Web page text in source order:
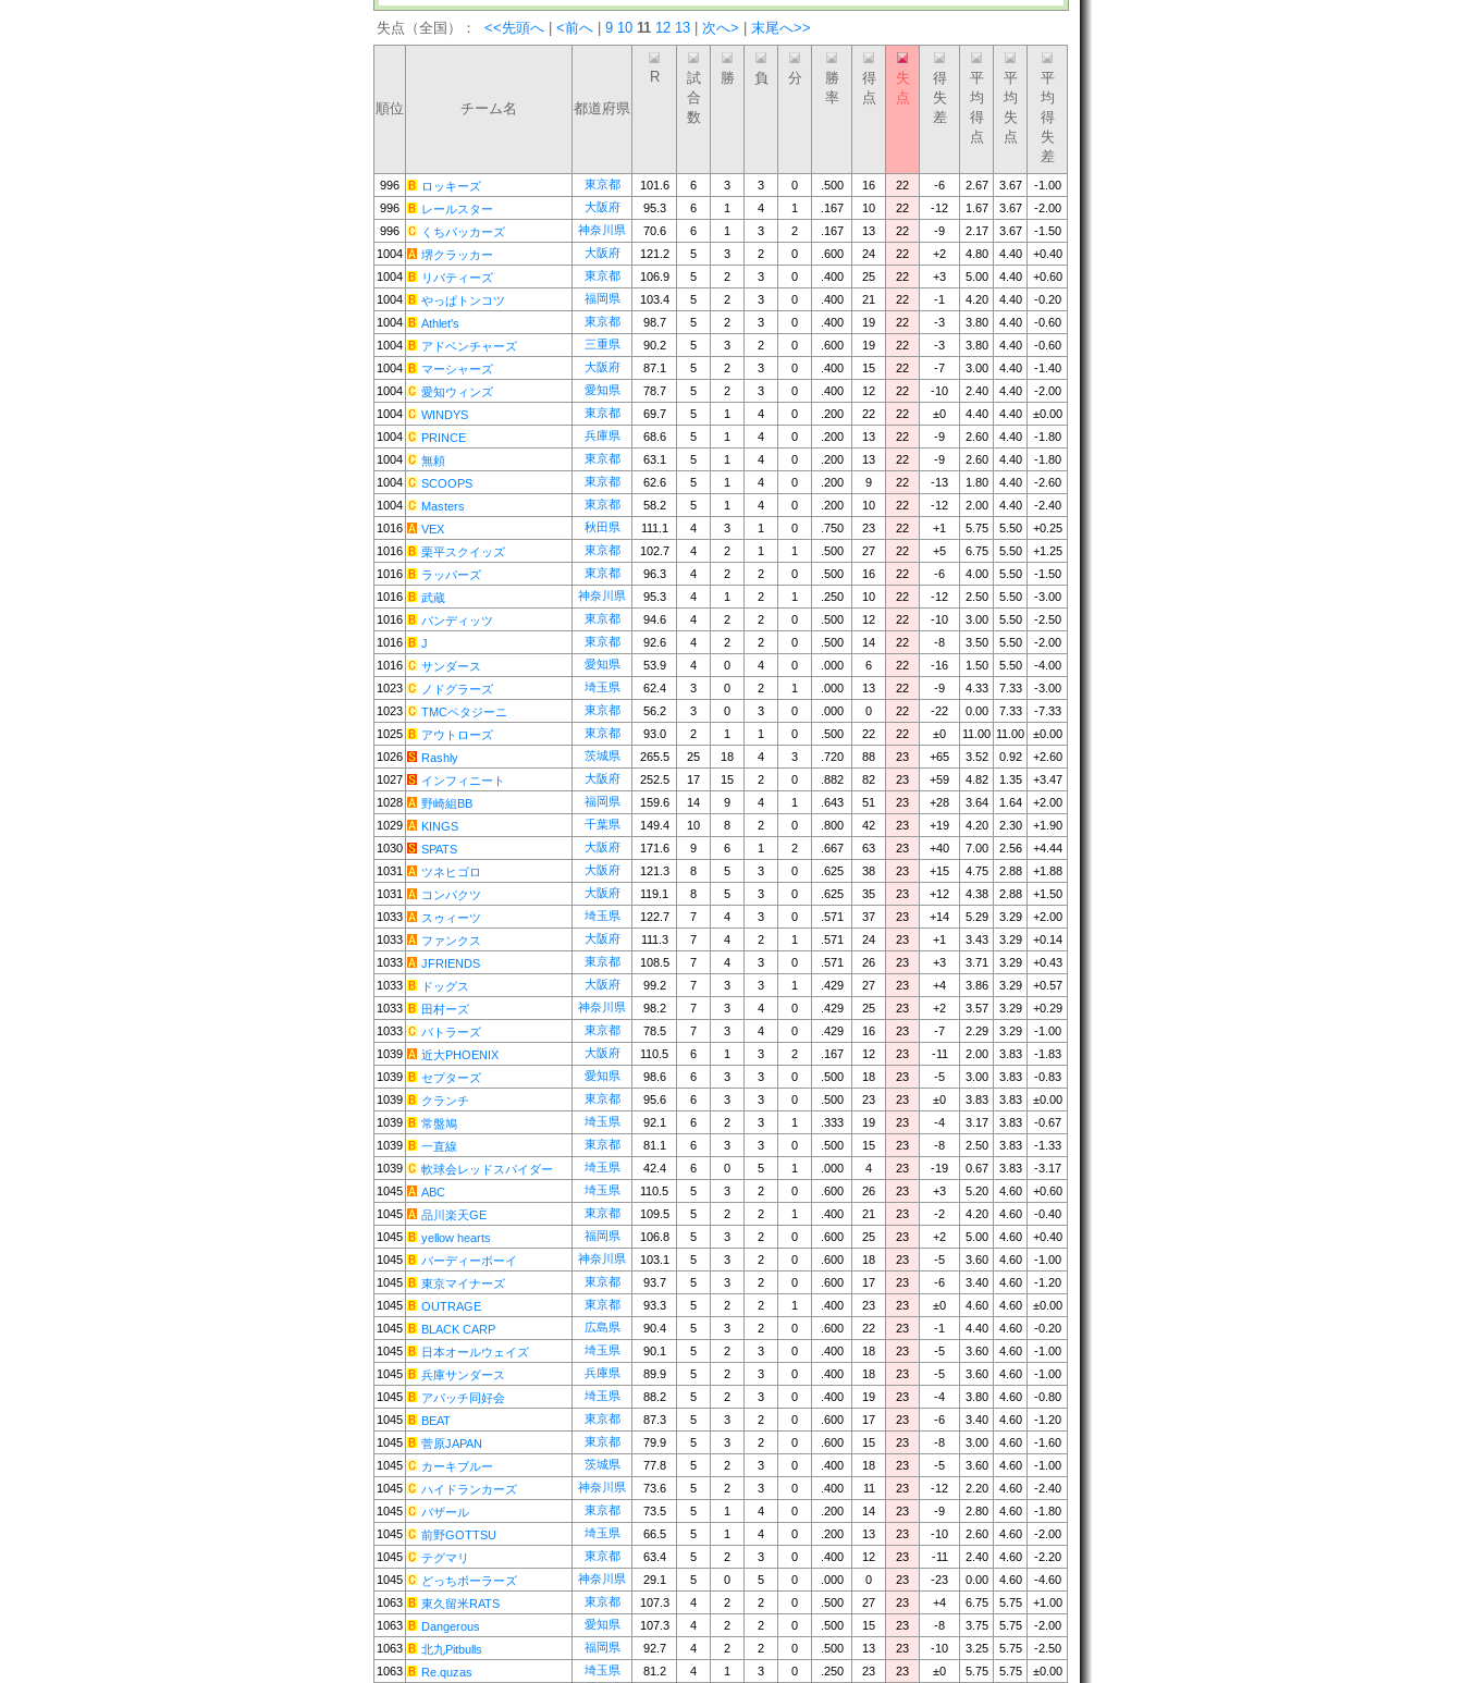
失点（全国）： <<先頭へ <前へ 9 10 11 12 13 次へ> 末尾へ>>
順位 チーム名 都道府県
R
試
合
数
勝 負 分
勝
率
得
点
失
点
得
失
差
平
均
得
点
平
均
失
点
平
均
得
失
差
996 ロッキーズ 東京都 101.6 6 3 3 0 .500 16 22 -6 2.67 3.67
-1.00
996
レールスター 大阪府 95.3 6 1 4 1 .167 10 22 -12 1.67 3.67
-2.00
996
くちバッカーズ 神奈川県 70.6 6 1 3 2 .167 13 22 -9 2.17 3.67
-1.50
1004
堺クラッカー 大阪府 121.2 5 3 2 0 .600 24 22 +2 4.80 4.40
+0.40
1004
リバティーズ 東京都 106.9 5 2 3 0 .400 25 22 +3 5.00 4.40
+0.60
1004
やっぱトンコツ 福岡県 103.4 5 2 3 0 .400 21 22 -1 4.20 4.40
-0.20
1004
Athlet's 東京都 98.7 5 2 3 0 .400 19 22 -3 3.80 4.40
-0.60
1004
アドベンチャーズ 三重県 90.2 5 3 2 0 .600 19 22 -3 3.80 4.40
-0.60
1004
マーシャーズ 大阪府 87.1 5 2 3 0 .400 15 22 -7 3.00 4.40
-1.40
1004
愛知ウィンズ 愛知県 78.7 5 2 3 0 .400 12 22 -10 2.40 4.40
-2.00
1004
WINDYS 東京都 69.7 5 1 4 0 .200 22 22 ±0 4.40 4.40
±0.00
1004
PRINCE 兵庫県 68.6 5 1 4 0 .200 13 22 -9 2.60 4.40
-1.80
1004
無頼 東京都 63.1 5 1 4 0 .200 13 22 -9 2.60 4.40
-1.80
1004
SCOOPS 東京都 62.6 5 1 4 0 .200 9 22 -13 1.80 4.40
-2.60
1004
Masters 東京都 58.2 5 1 4 0 .200 10 22 -12 2.00 4.40
-2.40
1016
VEX 秋田県 111.1 4 3 1 0 .750 23 22 +1 5.75 5.50
+0.25
1016
栗平スクイッズ 東京都 102.7 4 2 1 1 .500 27 22 +5 6.75 5.50
+1.25
1016
ラッパーズ 東京都 96.3 4 2 2 0 .500 16 22 -6 4.00 5.50
-1.50
1016
武蔵 神奈川県 95.3 4 1 2 1 .250 10 22 -12 2.50 5.50
-3.00
1016
バンディッツ 東京都 94.6 4 2 2 0 .500 12 22 -10 3.00 5.50
-2.50
1016
J 東京都 92.6 4 2 2 0 .500 14 22 -8 3.50 5.50
-2.00
1016
サンダース 愛知県 53.9 4 0 4 0 .000 6 22 -16 1.50 5.50
-4.00
1023
ノドグラーズ 埼玉県 62.4 3 0 2 1 .000 13 22 -9 4.33 7.33
-3.00
1023
TMCペタジーニ 東京都 56.2 3 0 3 0 .000 0 22 -22 0.00 7.33
-7.33
1025
アウトローズ 東京都 93.0 2 1 1 0 .500 22 22 ±0 11.00 11.00
±0.00
1026
Rashly 茨城県 265.5 25 18 4 3 .720 88 23 +65 3.52 0.92
+2.60
1027
インフィニート 大阪府 252.5 17 15 2 0 .882 82 23 +59 4.82 1.35
+3.47
1028
野崎組BB 福岡県 159.6 14 9 4 1 .643 51 23 +28 3.64 1.64
+2.00
1029
KINGS 千葉県 149.4 10 8 2 0 .800 42 23 +19 4.20 2.30
+1.90
1030
SPATS 大阪府 171.6 9 6 1 2 .667 63 23 +40 7.00 2.56
+4.44
1031
ツネヒゴロ 大阪府 121.3 8 5 3 0 .625 38 23 +15 4.75 2.88
+1.88
1031
コンパクツ 大阪府 119.1 8 5 3 0 .625 35 23 +12 4.38 2.88
+1.50
1033
スゥィーツ 埼玉県 122.7 7 4 3 0 .571 37 23 +14 5.29 3.29
+2.00
1033
ファンクス 大阪府 111.3 7 4 2 1 .571 24 23 +1 3.43 3.29
+0.14
1033
JFRIENDS 東京都 108.5 7 4 3 0 .571 26 23 +3 3.71 3.29
+0.43
1033
ドッグス 大阪府 99.2 7 3 3 1 .429 27 23 +4 3.86 3.29
+0.57
1033
田村ーズ 神奈川県 98.2 7 3 4 0 .429 25 23 +2 3.57 3.29
+0.29
1033
バトラーズ 東京都 78.5 7 3 4 0 .429 16 23 -7 2.29 3.29
-1.00
1039
近大PHOENIX 大阪府 110.5 6 1 3 2 .167 12 23 -11 2.00 3.83
-1.83
1039
セプターズ 愛知県 98.6 6 3 3 0 .500 18 23 -5 3.00 3.83
-0.83
1039
クランチ 東京都 95.6 6 3 3 0 .500 23 23 ±0 3.83 3.83
±0.00
1039
常盤鳩 埼玉県 92.1 6 2 3 1 .333 19 23 -4 3.17 3.83
-0.67
1039
一直線 東京都 81.1 6 3 3 0 .500 15 23 -8 2.50 3.83
-1.33
1039
軟球会レッドスパイダー 埼玉県 42.4 6 0 5 1 .000 4 23 -19 0.67 3.83
-3.17
1045
ABC 埼玉県 110.5 5 3 2 0 .600 26 23 +3 5.20 4.60
+0.60
1045
品川楽天GE 東京都 109.5 5 2 2 1 .400 21 23 -2 4.20 4.60
-0.40
1045
yellow hearts 福岡県 106.8 5 3 2 0 .600 25 23 +2 5.00 4.60
+0.40
1045
バーディーボーイ 神奈川県 103.1 5 3 2 0 .600 18 23 -5 3.60 4.60
-1.00
1045
東京マイナーズ 東京都 93.7 5 3 2 0 .600 17 23 -6 3.40 4.60
-1.20
1045
OUTRAGE 東京都 93.3 5 2 2 1 .400 23 23 ±0 4.60 4.60
±0.00
1045
BLACK CARP 広島県 90.4 5 3 2 0 .600 22 23 -1 4.40 4.60
-0.20
1045
日本オールウェイズ 埼玉県 90.1 5 2 3 0 .400 18 23 -5 3.60 4.60
-1.00
1045
兵庫サンダース 兵庫県 89.9 5 2 3 0 .400 18 23 -5 3.60 4.60
-1.00
1045
アパッチ同好会 埼玉県 88.2 5 2 3 0 .400 19 23 -4 3.80 4.60
-0.80
1045
BEAT 東京都 87.3 5 3 2 0 .600 17 23 -6 3.40 4.60
-1.20
1045
菅原JAPAN 東京都 79.9 5 3 2 0 .600 15 23 -8 3.00 4.60
-1.60
1045
カーキブルー 茨城県 77.8 5 2 3 0 .400 18 23 -5 3.60 4.60
-1.00
1045
ハイドランカーズ 神奈川県 73.6 5 2 3 0 .400 11 23 -12 2.20 4.60
-2.40
1045
バザール 東京都 73.5 5 1 4 0 .200 14 23 -9 2.80 4.60
-1.80
1045
前野GOTTSU 埼玉県 66.5 5 1 4 0 .200 13 23 -10 2.60 4.60
-2.00
1045
テグマリ 東京都 63.4 5 2 3 0 .400 12 23 -11 2.40 4.60
-2.20
1045
どっちボーラーズ 神奈川県 29.1 5 0 5 0 .000 0 23 -23 0.00 4.60
-4.60
1063
東久留米RATS 東京都 107.3 4 2 2 0 .500 27 23 +4 6.75 5.75
+1.00
1063
Dangerous 愛知県 107.3 4 2 2 0 .500 15 23 -8 3.75 5.75
-2.00
1063
北九Pitbulls 福岡県 92.7 4 2 2 0 .500 13 23 -10 3.25 5.75
-2.50
1063
Re.quzas 埼玉県 81.2 4 1 3 0 .250 23 23 ±0 5.75 5.75
±0.00